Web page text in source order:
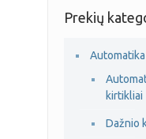
Prekių
Automatika
kirtikliai
Dažnio